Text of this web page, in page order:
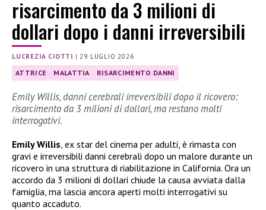
risarcimento da 3 milioni di
dollari dopo i danni irreversibili
LUCREZIA CIOTTI |29 LUGLIO 2026
ATTRICE MALATTIA RISARCIMENTO DANNI
Emily Willis, danni cerebrali irreversibili dopo il ricovero:
risarcimento da 3 milioni di dollari, ma restano molti
interrogativi.
Emily Willis , ex star del cinema per adulti, è rimasta con
gravi e irreversibili danni cerebrali dopo un malore durante un
ricovero in una struttura di riabilitazione in California. Ora un
accordo da 3 milioni di dollari chiude la causa avviata dalla
famiglia, ma lascia ancora aperti molti interrogativi su
quanto accaduto.